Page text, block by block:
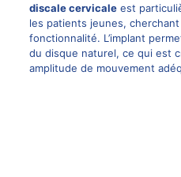
discalecervicaleest
les patients jeunes,
fonctionnalité. L’implant
du disque naturel, ce qui est
amplitude de mouvement